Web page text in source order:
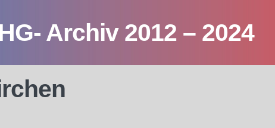
Archiv 2012 – 2024